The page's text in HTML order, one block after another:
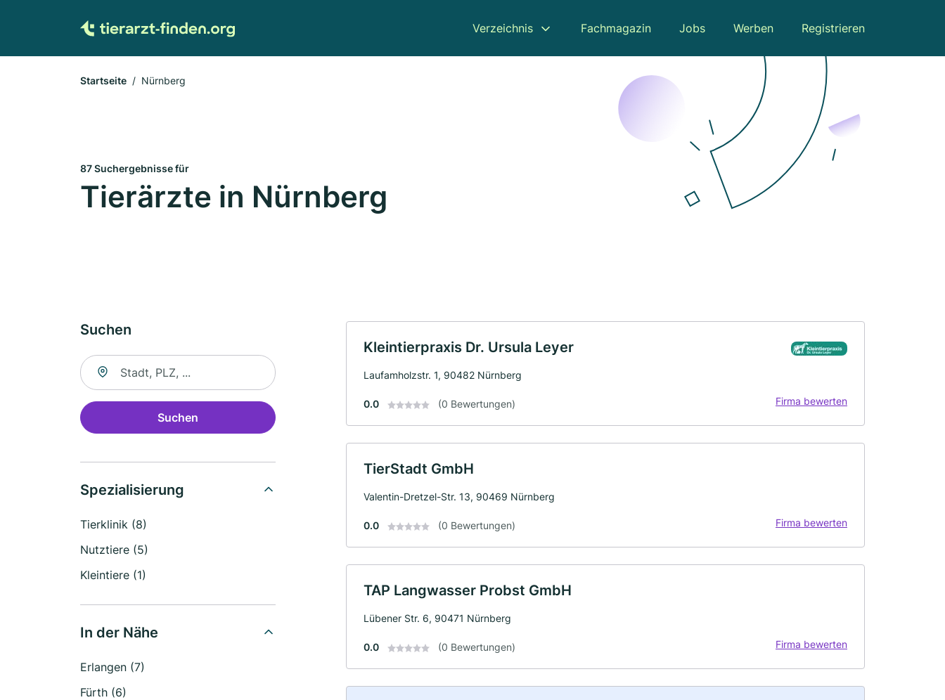
Verzeichnis Fachmagazin Jobs Werben Registrieren
Startseite Nürnberg
87 Suchergebnisse für
Tierärzte in Nürnberg
Suchen
Suche nach Ort
Suchen
Spezialisierung
Tierklinik (8)
Nutztiere (5)
Kleintiere (1)
In der Nähe
Erlangen (7)
Fürth (6)
Kleintierpraxis Dr. Ursula Leyer
Laufamholzstr. 1, 90482 Nürnberg
0.0 (0 Bewertungen) Firma bewerten
TierStadt GmbH
Valentin-Dretzel-Str. 13, 90469 Nürnberg
0.0 (0 Bewertungen) Firma bewerten
TAP Langwasser Probst GmbH
Lübener Str. 6, 90471 Nürnberg
0.0 (0 Bewertungen) Firma bewerten